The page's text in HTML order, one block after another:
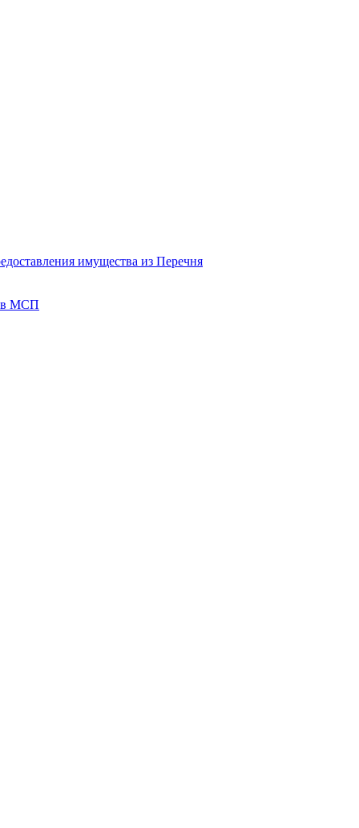
имущества из Перечня
МСП